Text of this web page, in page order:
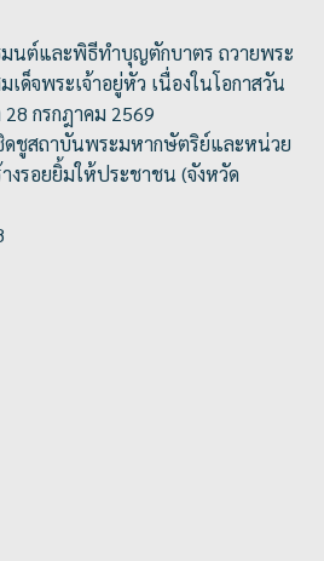
นต์และพิธีทำบุญตักบาตร ถวายพระ
ด็จพระเจ้าอยู่หัว เนื่องในโอกาสวัน
กรกฎาคม 2569
ดชูสถาบันพระมหากษัตริย์และหน่วย
งรอยยิ้มให้ประชาชน (จังหวัด